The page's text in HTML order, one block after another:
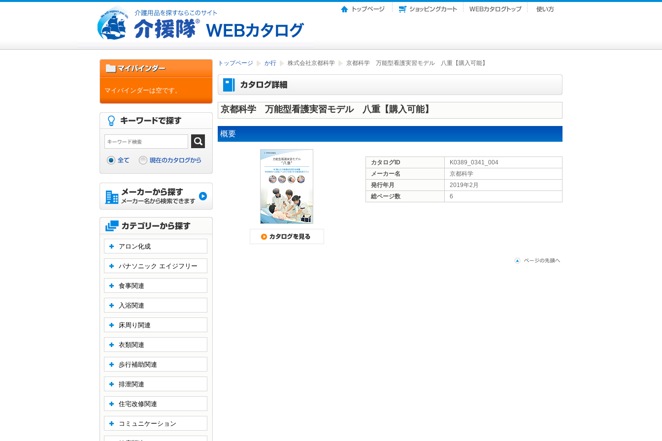
トップページ か行 株式会社京都科学 京都科学 万能型看護実習モデル 八重【購入可能】
京都科学 万能型看護実習モデル 八重【購入可能】
概要
カタログID
K0389_0341_004
メーカー名
京都科学
発行年月
2019年2月
総ページ数
6
マイバインダーは空です。
アロン化成
パナソニック エイジフリー
食事関連
入浴関連
床周り関連
衣類関連
歩行補助関連
排泄関連
住宅改修関連
コミュニケーション